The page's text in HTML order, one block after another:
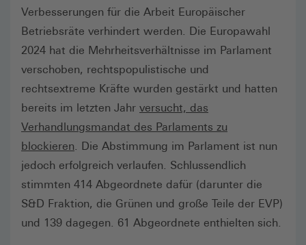
Verbesserungen für die Arbeit Europäischer
Betriebsräte verhindert werden. Die Europawahl
2024 hat die Mehrheitsverhältnisse im Parlament
verschoben, rechtspopulistische und
rechtsextreme Kräfte wurden gestärkt und hatten
bereits im letzten Jahr versucht, das
Verhandlungsmandat des Parlaments zu
blockieren . Die Abstimmung im Parlament ist nun
jedoch erfolgreich verlaufen. Schlussendlich
stimmten 414 Abgeordnete dafür (darunter die
S&D Fraktion, die Grünen und große Teile der EVP)
und 139 dagegen. 61 Abgeordnete enthielten sich.